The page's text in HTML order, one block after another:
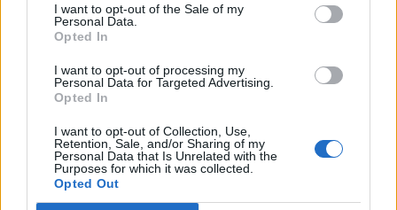
I want to opt-out of the Sale of my
Personal Data.
Opted In
I want to opt-out of processing my
Personal Data for Targeted Advertising.
Opted In
I want to opt-out of Collection, Use,
Retention, Sale, and/or Sharing of my
Personal Data that Is Unrelated with the
Purposes for which it was collected.
Opted Out
Sütibeállítások
Médiatér
Székely Sport
Liget
Bihari Napló